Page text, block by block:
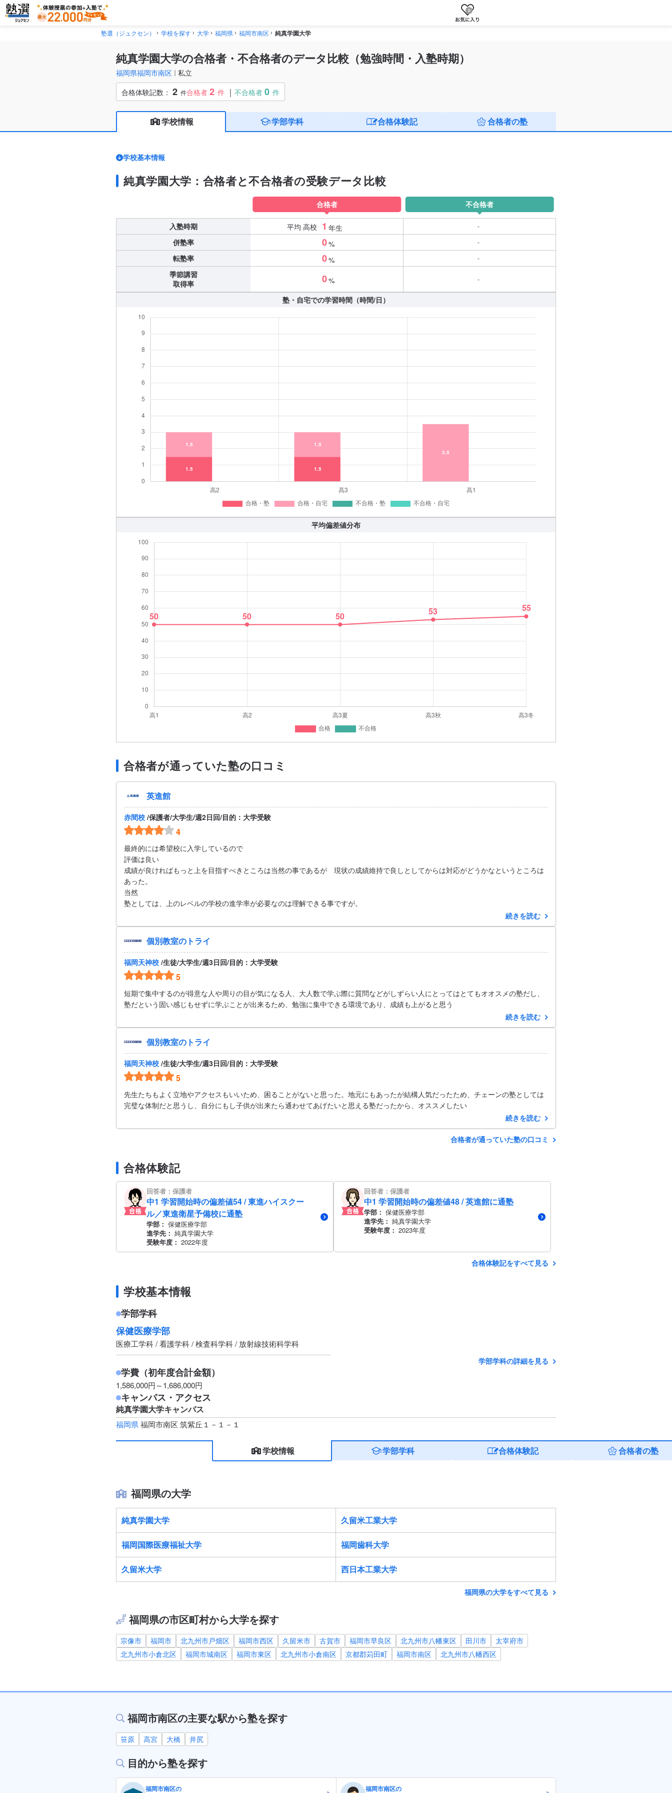
0
塾選（ジュクセン） 学校を探す 大学 福岡県 福岡市南区 純真学園大学
純真学園大学の合格者・不合格者のデータ比較（勉強時間・入塾時期）
福岡県福岡市南区 私立
合格体験記数： 2件合格者2件 不合格者0件
学校情報 学部学科 合格体験記 合格者の塾
学校基本情報
純真学園大学：合格者と不合格者の受験データ比較
入塾時期
合格者
平均 高校 1 年生
不合格者
-
併塾率 0% -
転塾率 0% -
季節講習
取得率
0% -
塾・自宅での学習時間（時間/日）
平均偏差値分布
合格者が通っていた塾の口コミ
英進館
赤間校 /保護者/大学生/週2日回/目的：大学受験
4
最終的には希望校に入学しているので
評価は良い
成績が良ければもっと上を目指すべきところは当然の事であるが 現状の成績維持で良しとしてからは対応がどうかなというところは
あった。
当然
塾としては、上のレベルの学校の進学率が必要なのは理解できる事ですが。
続きを読む
個別教室のトライ
福岡天神校 /生徒/大学生/週3日回/目的：大学受験
5
短期で集中するのが得意な人や周りの目が気になる人、大人数で学ぶ際に質問などがしずらい人にとってはとてもオオスメの塾だし、
塾だという固い感じもせずに学ぶことが出来るため、勉強に集中できる環境であり、成績も上がると思う
続きを読む
個別教室のトライ
福岡天神校 /生徒/大学生/週3日回/目的：大学受験
5
先生たちもよく立地やアクセスもいいため、困ることがないと思った。地元にもあったが結構人気だったため、チェーンの塾としては
完璧な体制だと思うし、自分にもし子供が出来たら通わせてあげたいと思える塾だったから、オススメしたい
続きを読む
合格者が通っていた塾の口コミ
合格体験記
回答者：保護者
中1 学習開始時の偏差値54 / 東進ハイスクー
ル／東進衛星予備校に通塾
学部： 保健医療学部
進学先： 純真学園大学
受験年度： 2022年度
回答者：保護者
中1 学習開始時の偏差値48 / 英進館に通塾
学部： 保健医療学部
進学先： 純真学園大学
受験年度： 2023年度
合格体験記をすべて見る
学校基本情報
学部学科
保健医療学部
医療工学科 / 看護学科 / 検査科学科 / 放射線技術科学科
学部学科の詳細を見る
学費（初年度合計金額）
1,586,000円～1,686,000円
キャンパス・アクセス
純真学園大学キャンパス
福岡県 福岡市南区 筑紫丘１－１－１
学校情報 学部学科 合格体験記 合格者の塾
福岡県の大学
純真学園大学 久留米工業大学
福岡国際医療福祉大学 福岡歯科大学
久留米大学 西日本工業大学
福岡県の大学をすべて見る
福岡県の市区町村から大学を探す
宗像市 福岡市 北九州市戸畑区 福岡市西区 久留米市 古賀市 福岡市早良区 北九州市八幡東区 田川市
太宰府市
北九州市小倉北区
福岡市城南区 福岡市東区 北九州市小倉南区 京都郡苅田町 福岡市南区 北九州市八幡西区
福岡市南区の主要な駅から塾を探す
笹原 高宮 大橋 井尻
目的から塾を探す
福岡市南区の 福岡市南区の